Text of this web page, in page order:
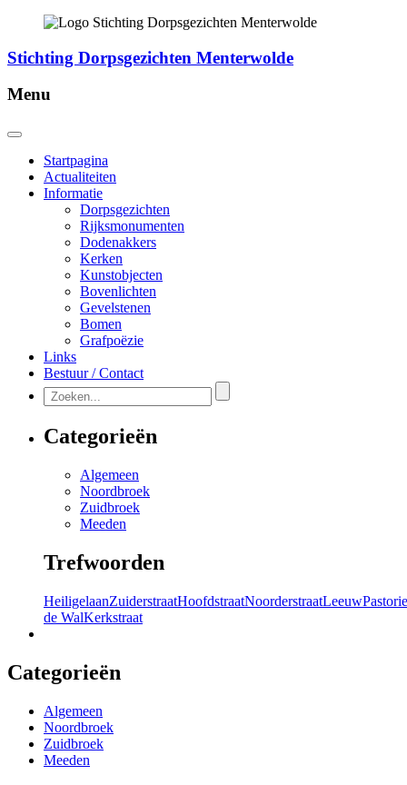
Stichting Dorpsgezichten Menterwolde
Menu
Startpagina
Actualiteiten
Informatie
Dorpsgezichten
Rijksmonumenten
Dodenakkers
Kerken
Kunstobjecten
Bovenlichten
Gevelstenen
Bomen
Grafpoëzie
Links
Bestuur / Contact
Categorieën
Algemeen
Noordbroek
Zuidbroek
Meeden
Trefwoorden
HeiligelaanZuiderstraatHoofdstraatNoorderstraatLeeuwPastorie
de WalKerkstraat
Categorieën
Algemeen
Noordbroek
Zuidbroek
Meeden